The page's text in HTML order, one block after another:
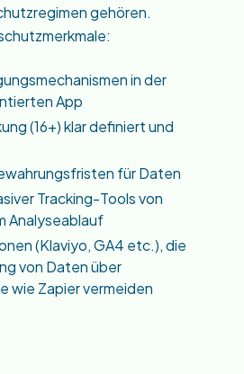
gehören.
in der
App
(16+) klar definiert und
für Daten
Tracking-Tools von
Analyseablauf
(Klaviyo, GA4 etc.), die
von Daten über
wie Zapier vermeiden